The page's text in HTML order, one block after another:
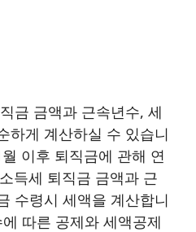
금 금액과 근속년수, 세
하게 계산하실 수 있습니
이후 퇴직금에 관해 연
득세 퇴직금 금액과 근
수령시 세액을 계산합니
따른 공제와 세액공제